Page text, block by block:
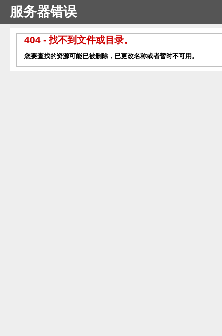
服务器错误
404 - 找不到文件或目录。
您要查找的资源可能已被删除，已更改名称或者暂时不可用。